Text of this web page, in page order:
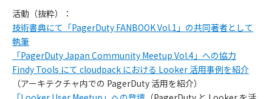
活動（抜粋）：
技術書典にて「PagerDuty FANBOOK Vol.1」の共同著者として
執筆
「PagerDuty Japan Community Meetup Vol.4」への協力
Findy Tools にて cloudpack における Looker 活用事例を紹介
（アーキテクチャ内での PagerDuty 活用を紹介）
お